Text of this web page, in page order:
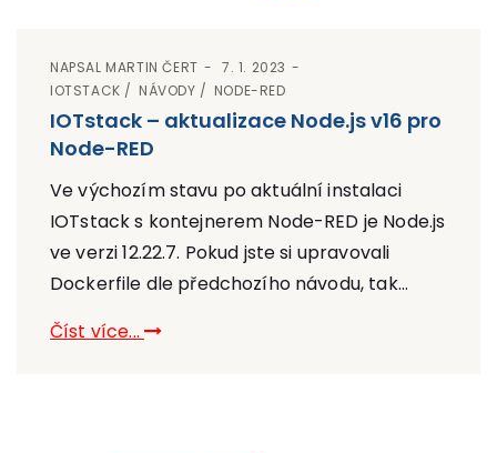
NAPSAL MARTIN ČERT
7. 1. 2023
IOTSTACK
NÁVODY NODE-RED
IOTstack – aktualizace Node.js v16 pro
Node-RED
Ve výchozím stavu po aktuální instalaci
IOTstack s kontejnerem Node-RED je Node.js
ve verzi 12.22.7. Pokud jste si upravovali
Dockerfile dle předchozího návodu, tak...
Číst více...